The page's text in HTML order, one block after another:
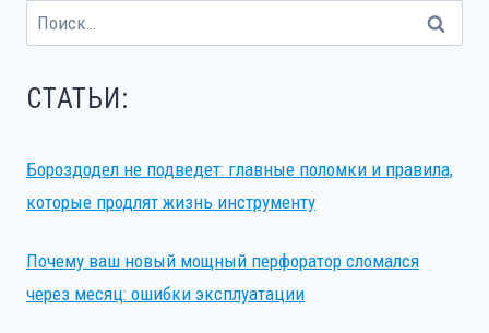
Найти:
СТАТЬИ:
Бороздодел не подведет: главные поломки и правила,
которые продлят жизнь инструменту
Почему ваш новый мощный перфоратор сломался
через месяц: ошибки эксплуатации